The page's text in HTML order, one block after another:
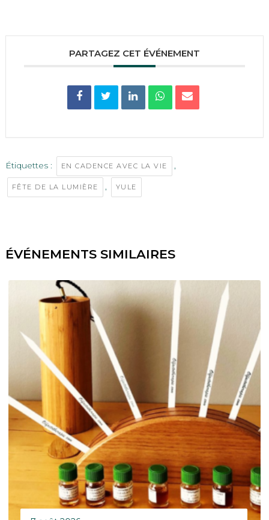
PARTAGEZ CET ÉVÉNEMENT
Étiquettes : EN CADENCE AVEC LA VIE ,
FÊTE DE LA LUMIÈRE , YULE
ÉVÉNEMENTS SIMILAIRES